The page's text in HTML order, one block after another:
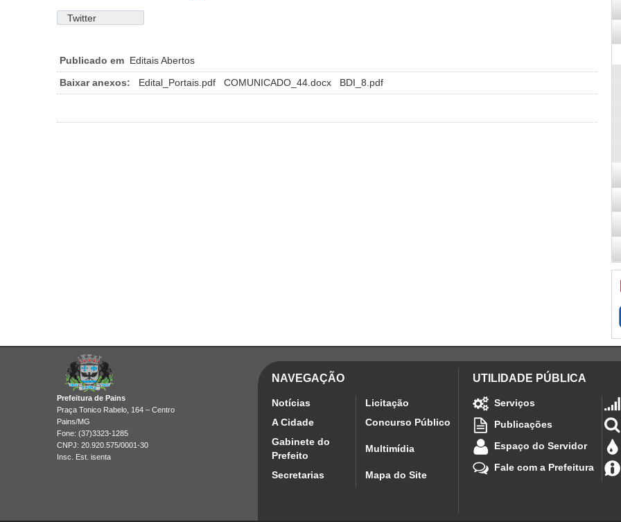
Twitter
Publicado em Editais Abertos
Baixar anexos:
Edital_Portais.pdf COMUNICADO_44.docx BDI_8.pdf
Prefeitura de Pains
Praça Tonico Rabelo, 164 – Centro
Pains/MG
Fone: (37)3323-1285
CNPJ: 20.920.575/0001-30
Insc. Est. isenta
NAVEGAÇÃO
Notícias
Licitação
A Cidade
Concurso Público
Gabinete do
Prefeito
Multimídia
Secretarias Mapa do Site
UTILIDADE PÚBLICA
Serviços
Publicações
Espaço do Servidor
Fale com a Prefeitura